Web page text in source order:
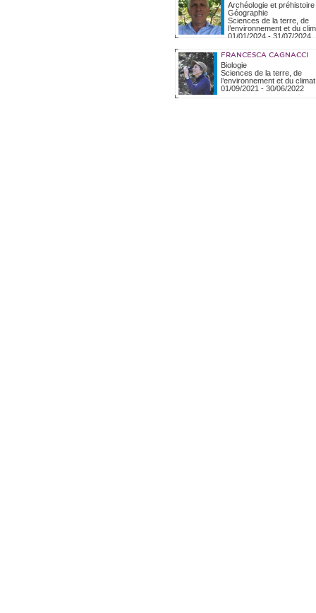
Archéologie et préhistoire
Géographie
Sciences de la terre, de
l’environnement et du
01/01/2024- 31/07/2024
FRANCESCA CAGNACCI
Biologie
Sciences de la terre, de
l’environnement et du climat
01/09/2021 - 30/06/2022